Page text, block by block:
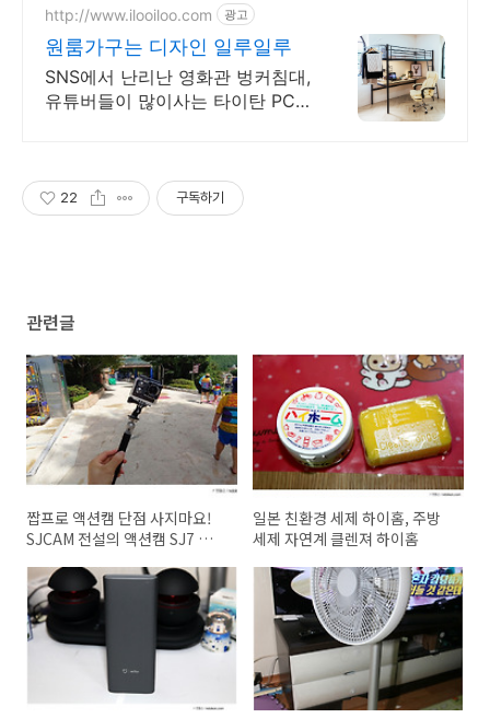
http://www.ilooiloo.com 광고
원룸가구는 디자인 일루일루
SNS에서 난리난 영화관 벙커침대,
유튜버들이 많이사는 타이탄 PC의
22 구독하기
관련글
짭프로 액션캠 단점 사지마요!
SJCAM 전설의 액션캠 SJ7 사
일본 친환경 세제 하이홈, 주방
세제 자연계 클렌져 하이홈